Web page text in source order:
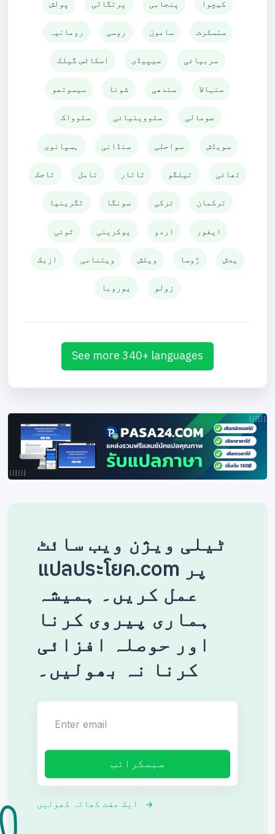
پولش پرتگالی پنجابی کیچوا
رومانیہ روسی سامون سنسکرت
اسکاٹس گیلک سیپیڈی سربیائی
سیسوتھو شونا سندھی سنہالا
سلوواک سلووینیائی صومالی
ہسپانوی سنڈانی سواحلی سویڈش
تاجک تامل تاتار تیلگو تھائی
ٹگرینیا سونگا ترکی ترکمان
ٹوئی یوکرینی اردو ایغور
ازبک ویتنامی ویلش ژوسا یدش
یوروبا زولو
See more 340+ languages
ٹیلی ویژن ویب سائٹ
แปลประโยค.com پر
عمل کریں۔ ہمیشہ
ہماری پیروی کرنا
اور حوصلہ افزائی
کرنا نہ بھولیں۔
سبسکرائب
ایک مفت کھاتہ کھولیں